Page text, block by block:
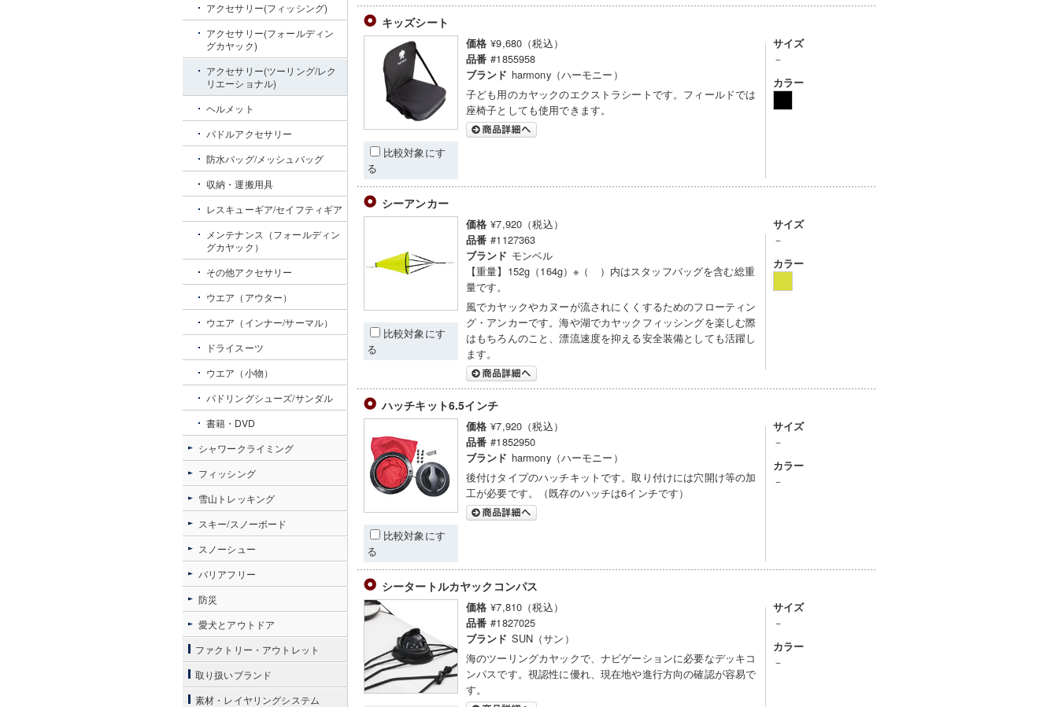
キッズシート
比較対象にす
る
価格 ¥9,680（税込）
品番 #1855958
ブランド harmony（ハーモニー）
子ども用のカヤックのエクストラシートです。フィールドでは
座椅子としても使用できます。
サイズ
－
カラー
シーアンカー
比較対象にす
る
価格 ¥7,920（税込）
品番 #1127363
ブランド モンベル
【重量】152g（164g）※（ ）内はスタッフバッグを含む総重
量です。
風でカヤックやカヌーが流されにくくするためのフローティン
グ・アンカーです。海や湖でカヤックフィッシングを楽しむ際
はもちろんのこと、漂流速度を抑える安全装備としても活躍し
ます。
サイズ
－
カラー
ハッチキット6.5インチ
比較対象にす
る
価格 ¥7,920（税込）
品番 #1852950
ブランド harmony（ハーモニー）
後付けタイプのハッチキットです。取り付けには穴開け等の加
工が必要です。（既存のハッチは6インチです）
サイズ
－
カラー
－
シータートルカヤックコンパス
価格 ¥7,810（税込）
品番 #1827025
ブランド SUN（サン）
海のツーリングカヤックで、ナビゲーションに必要なデッキコ
ンパスです。視認性に優れ、現在地や進行方向の確認が容易で
す。
サイズ
－
カラー
－
アクセサリー(フィッシング)
アクセサリー(フォールディン
グカヤック)
アクセサリー(ツーリング/レク
リエーショナル)
ヘルメット
パドルアクセサリー
防水バッグ/メッシュバッグ
収納・運搬用具
レスキューギア/セイフティギア
メンテナンス（フォールディン
グカヤック）
その他アクセサリー
ウエア（アウター）
ウエア（インナー/サーマル）
ドライスーツ
ウエア（小物）
パドリングシューズ/サンダル
書籍・DVD
シャワークライミング
フィッシング
雪山トレッキング
スキー/スノーボード
スノーシュー
バリアフリー
防災
愛犬とアウトドア
ファクトリー・アウトレット
取り扱いブランド
素材・レイヤリングシステム